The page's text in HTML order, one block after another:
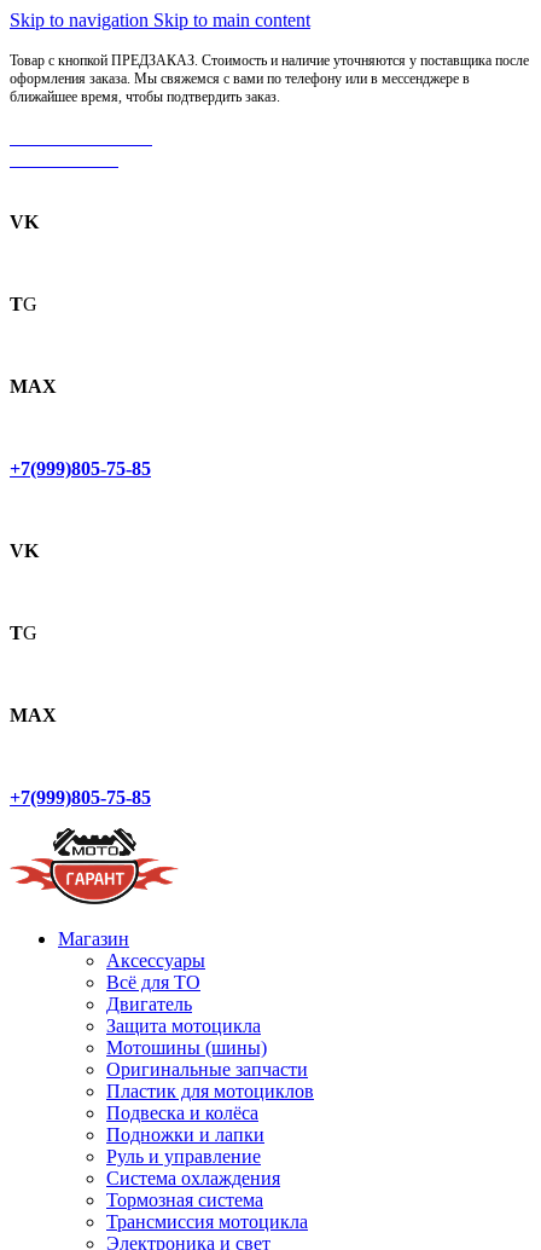
Skip to navigation Skip to main content
Товар с кнопкой ПРЕДЗАКАЗ. Стоимость и наличие уточняются у поставщика после
оформления заказа. Мы свяжемся с вами по телефону или в мессенджере в
ближайшее время, чтобы подтвердить заказ.
VK
TG
MAX
+7(999)805-75-85
VK
TG
MAX
+7(999)805-75-85
Магазин
Аксессуары
Всё для ТО
Двигатель
Защита мотоцикла
Мотошины (шины)
Оригинальные запчасти
Пластик для мотоциклов
Подвеска и колёса
Подножки и лапки
Руль и управление
Система охлаждения
Тормозная система
Трансмиссия мотоцикла
Электроника и свет